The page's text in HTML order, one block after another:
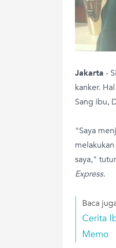
Jakarta -
kanker.
Sang ibu,
"Saya
saya,"
Express.
Baca
Cerita
Memo